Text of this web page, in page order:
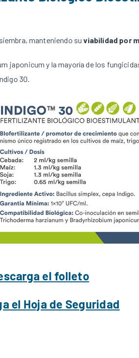
manteniendo su viabilidad por
japonicum y la mayoría de los
30.
el folleto
el Hoja de Seguridad